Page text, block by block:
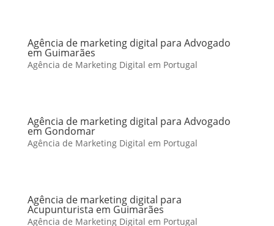
Agência de marketing digital para Advogado
em Guimarães
Agência de Marketing Digital em Portugal
Agência de marketing digital para Advogado
em Gondomar
Agência de Marketing Digital em Portugal
Agência de marketing digital para
Acupunturista em Guimarães
Agência de Marketing Digital em Portugal